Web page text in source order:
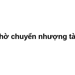
chuyển nhượng